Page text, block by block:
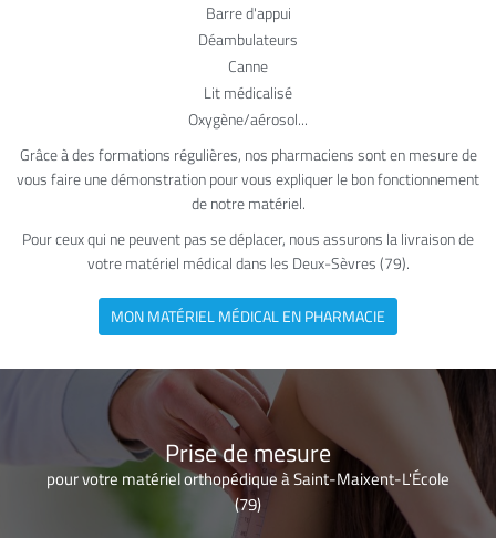
Barre d'appui
Déambulateurs
Canne
Lit médicalisé
Oxygène/aérosol...
Grâce à des formations régulières, nos pharmaciens sont en mesure de
vous faire une démonstration pour vous expliquer le bon fonctionnement
de notre matériel.
Pour ceux qui ne peuvent pas se déplacer, nous assurons la livraison de
votre matériel médical dans les Deux-Sèvres (79).
MON MATÉRIEL MÉDICAL EN PHARMACIE
Prise de mesure
pour votre matériel orthopédique à Saint-Maixent-L'École
(79)